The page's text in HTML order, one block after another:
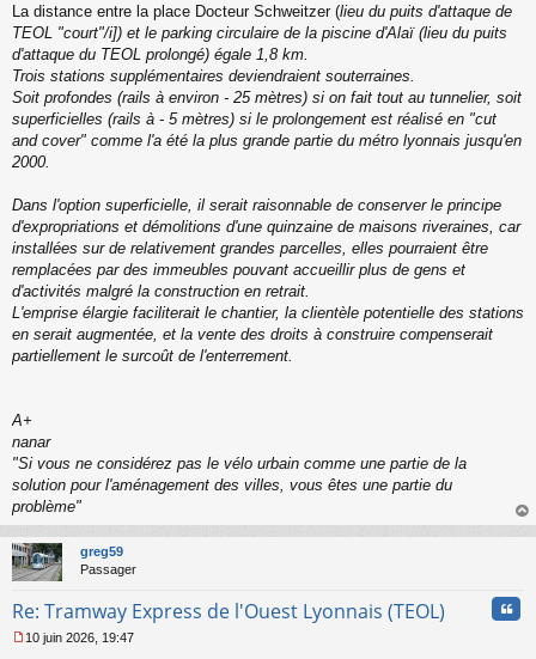
La distance entre la place Docteur Schweitzer (lieu du puits d'attaque de
TEOL "court"/i]) et le parking circulaire de la piscine d'Alaï (lieu du puits
d'attaque du TEOL prolongé) égale 1,8 km.
Trois stations supplémentaires deviendraient souterraines.
Soit profondes (rails à environ - 25 mètres) si on fait tout au tunnelier, soit
superficielles (rails à - 5 mètres) si le prolongement est réalisé en "cut
and cover" comme l'a été la plus grande partie du métro lyonnais jusqu'en
2000.
Dans l'option superficielle, il serait raisonnable de conserver le principe
d'expropriations et démolitions d'une quinzaine de maisons riveraines, car
installées sur de relativement grandes parcelles, elles pourraient être
remplacées par des immeubles pouvant accueillir plus de gens et
d'activités malgré la construction en retrait.
L'emprise élargie faciliterait le chantier, la clientèle potentielle des stations
en serait augmentée, et la vente des droits à construire compenserait
partiellement le surcoût de l'enterrement.
A+
nanar
"Si vous ne considérez pas le vélo urbain comme une partie de la
solution pour l'aménagement des villes, vous êtes une partie du
problème"
au
greg59
Passager
Re: Tramway Express de l'Ouest Lyonnais (TEOL)
10 juin 2026, 19:47